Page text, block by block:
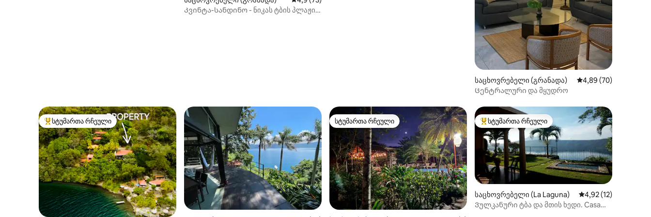
Კვინტა-სანდინო - ნიკას ტბის პლაჟის
საცხოვრებელი (გრანადა) საშუალო შეფასებაა
4,89 (70)
Ცენტრალური და მყუდრო
სტუმართა რჩეული მოწინავე ვარიანტი
სტუმართა რჩეული სტუმართა რჩეული
სტუმართა რჩეული სტუმართა რჩეული მოწინავე ვარიანტი
სტუმართა რჩეული
საცხოვრებელი (La Laguna) საშუალო შეფასებაა
4,92 (12)
Ვულკანური ტბა და მთის ხედი. Casa